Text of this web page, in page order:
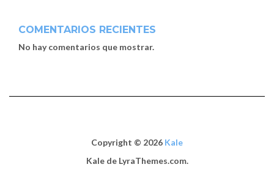
COMENTARIOS RECIENTES
No hay comentarios que mostrar.
Copyright © 2026 Kale
Kalede LyraThemes.com.